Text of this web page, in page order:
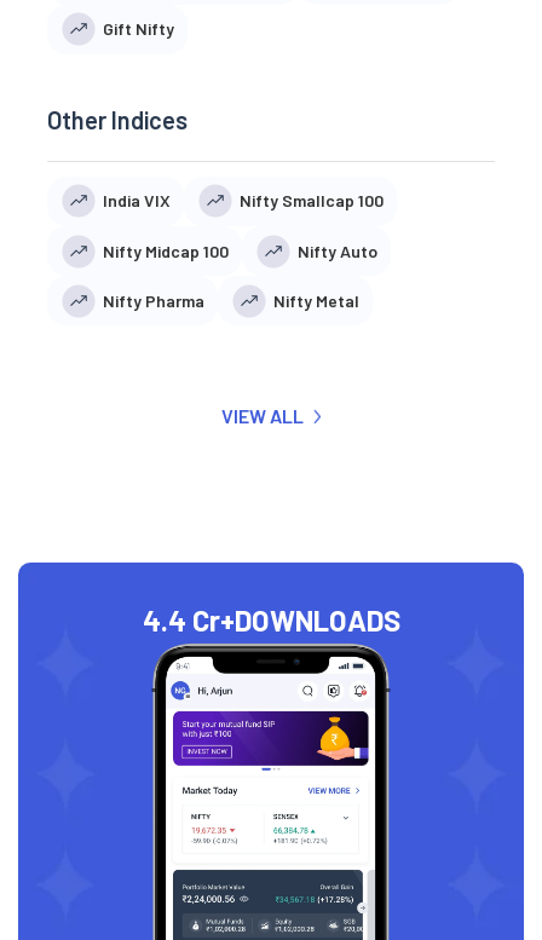
Gift Nifty
Other Indices
India VIX Nifty Smallcap 100
Nifty Midcap 100 Nifty Auto
Nifty Pharma Nifty Metal
VIEW ALL
4.4 Cr+DOWNLOADS